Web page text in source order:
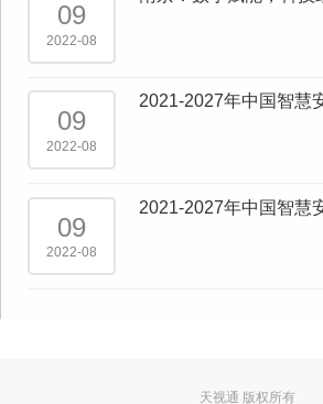
09
2022-08
09
2022-08
2021-2027年中国智慧
09
2022-08
2021-2027年中国智慧
天视通 版权所有